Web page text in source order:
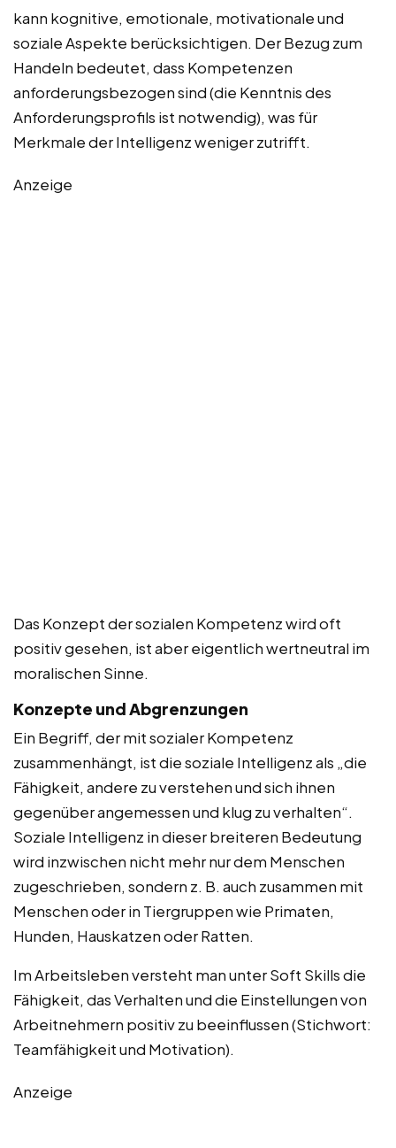
kann kognitive, emotionale, motivationale und
soziale Aspekte berücksichtigen. Der Bezug zum
Handeln bedeutet, dass Kompetenzen
anforderungsbezogen sind (die Kenntnis des
Anforderungsprofils ist notwendig), was für
Merkmale der Intelligenz weniger zutrifft.
Anzeige
Das Konzept der sozialen Kompetenz wird oft
positiv gesehen, ist aber eigentlich wertneutral im
moralischen Sinne.
Konzepte und Abgrenzungen
Ein Begriff, der mit sozialer Kompetenz
zusammenhängt, ist die soziale Intelligenz als „die
Fähigkeit, andere zu verstehen und sich ihnen
gegenüber angemessen und klug zu verhalten“.
Soziale Intelligenz in dieser breiteren Bedeutung
wird inzwischen nicht mehr nur dem Menschen
zugeschrieben, sondern z. B. auch zusammen mit
Menschen oder in Tiergruppen wie Primaten,
Hunden, Hauskatzen oder Ratten.
Im Arbeitsleben versteht man unter Soft Skills die
Fähigkeit, das Verhalten und die Einstellungen von
Arbeitnehmern positiv zu beeinflussen (Stichwort:
Teamfähigkeit und Motivation).
Anzeige